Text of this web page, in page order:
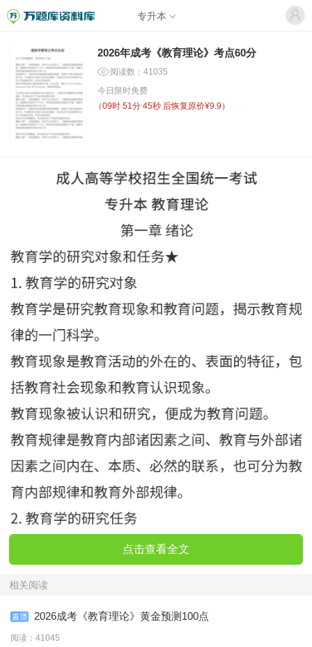
专升本
2026年成考《教育理论》考点60分
阅读数：41035
今日限时免费
（09时 51分 45秒 后恢复原价¥9.9）
点击查看全文
相关阅读
2026成考《教育理论》黄金预测100点
阅读：41045